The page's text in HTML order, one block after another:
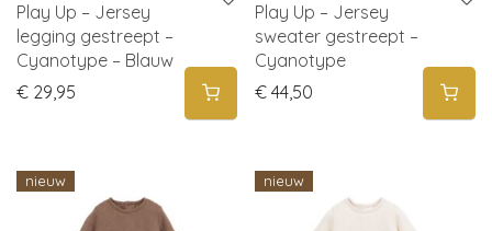
Play Up – Jersey
legging gestreept –
Cyanotype – Blauw
€ 29,95
Play Up – Jersey
sweater gestreept –
Cyanotype
€ 44,50
nieuw nieuw